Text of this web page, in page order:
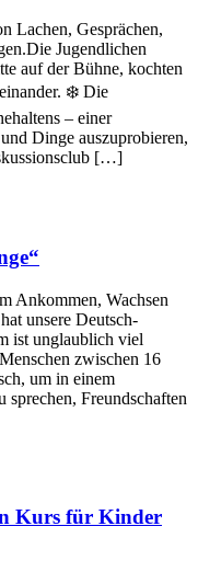
Lachen, Gesprächen,
Jugendlichen
auf der Bühne, kochten
❄️ Die
– einer
Dinge auszuprobieren,
[…]
Ankommen, Wachsen
unsere Deutsch-
ist unglaublich viel
zwischen 16
um in einem
sprechen, Freundschaften
Kurs für Kinder